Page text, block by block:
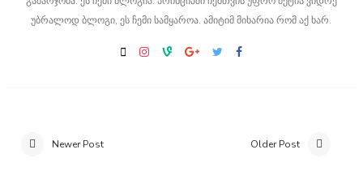
უბრალოდ ბლოგი, ეს ჩემი სამყაროა. ამიტიმ მიხარია რომ აქ ხარ.
Newer Post Older Post